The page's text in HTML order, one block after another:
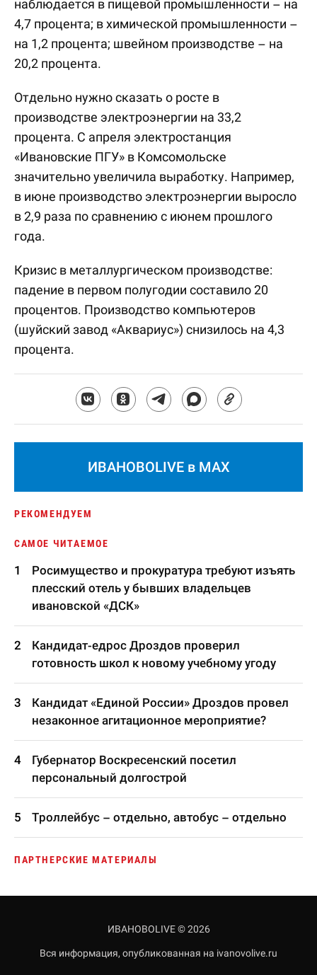
наблюдается в пищевой промышленности – на
4,7 процента; в химической промышленности –
на 1,2 процента; швейном производстве – на
20,2 процента.
Отдельно нужно сказать о росте в
производстве электроэнергии на 33,2
процента. С апреля электростанция
«Ивановские ПГУ» в Комсомольске
значительно увеличила выработку. Например,
в июне производство электроэнергии выросло
в 2,9 раза по сравнению с июнем прошлого
года.
Кризис в металлургическом производстве:
падение в первом полугодии составило 20
процентов. Производство компьютеров
(шуйский завод «Аквариус») снизилось на 4,3
процента.
ИВАНОВОLIVE в MAX
РЕКОМЕНДУЕМ
САМОЕ ЧИТАЕМОЕ
Росимущество и прокуратура требуют изъять
плесский отель у бывших владельцев
ивановской «ДСК»
Кандидат-едрос Дроздов проверил
готовность школ к новому учебному угоду
Кандидат «Единой России» Дроздов провел
незаконное агитационное мероприятие?
Губернатор Воскресенский посетил
персональный долгострой
Троллейбус – отдельно, автобус – отдельно
ПАРТНЕРСКИЕ МАТЕРИАЛЫ
ИВАНОВОLIVE © 2026
Вся информация, опубликованная на ivanovolive.ru